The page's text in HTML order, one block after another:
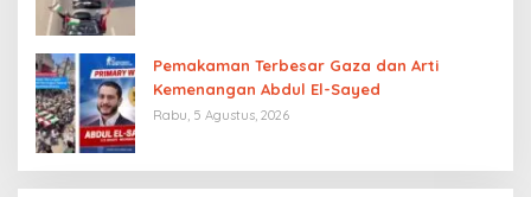
Pemakaman Terbesar Gaza dan Arti
Kemenangan Abdul El-Sayed
Rabu, 5 Agustus, 2026